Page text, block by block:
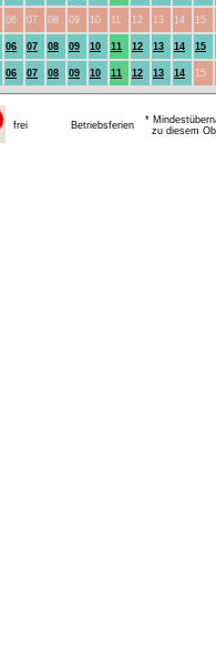
06 07 08 09 10 11 12 13 14
15
06 07 08 09 10 11 12 13 14
15
06 07 08 09 10 11 12 13 14 15
frei Betriebsferien
*
zu diesem